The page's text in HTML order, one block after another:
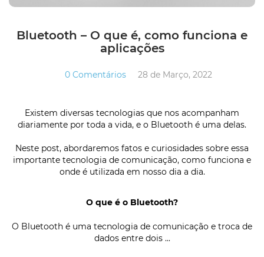
Bluetooth – O que é, como funciona e
aplicações
0 Comentários 28 de Março, 2022
Existem diversas tecnologias que nos acompanham
diariamente por toda a vida, e o Bluetooth é uma delas.
Neste post, abordaremos fatos e curiosidades sobre essa
importante tecnologia de comunicação, como funciona e
onde é utilizada em nosso dia a dia.
O que é o Bluetooth?
O Bluetooth é uma tecnologia de comunicação e troca de
dados entre dois ...